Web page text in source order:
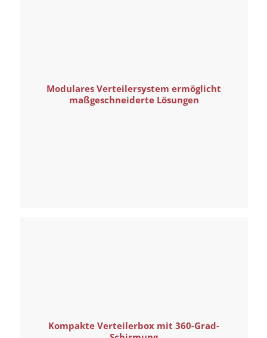
Modulares Verteilersystem ermöglicht
maßgeschneiderte Lösungen
Kompakte Verteilerbox mit 360-Grad-